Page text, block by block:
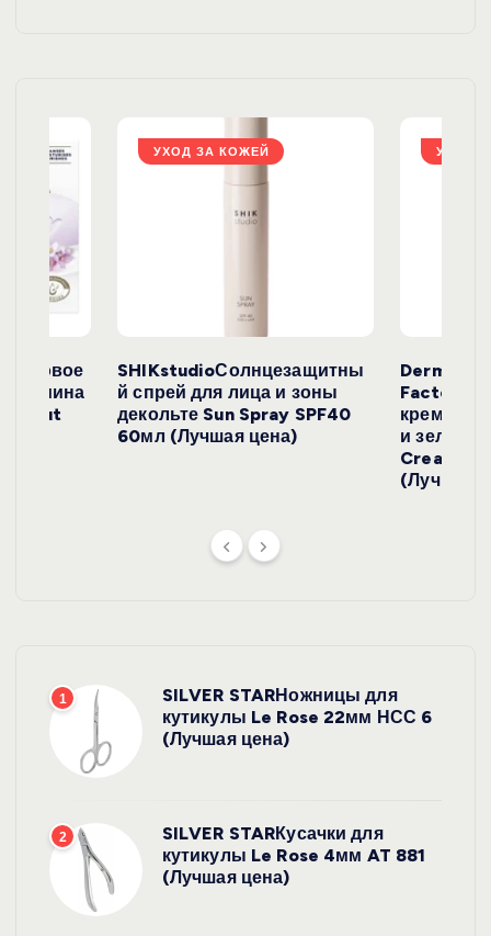
з
а
п
с
е
й
жасмина
УХОД ЗА КОЖЕЙ
SHIKstudioСолнцезащитны
й спрей для лица и зоны
декольте Sun Spray SPF40
60мл (Лучшая цена)
УХОД
Derma
крем с
и
Cream
(Лучшая
1
SILVER STARНожницы для
кутикулы Le Rose 22мм НСС 6
(Лучшая цена)
2
SILVER STARКусачки для
кутикулы Le Rose 4мм AT 881
(Лучшая цена)